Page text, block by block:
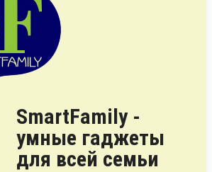
SmartFamily -
умные гаджеты
для всей семьи